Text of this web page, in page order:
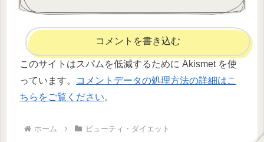
コメントを書き込む
このサイトはスパムを低減するために Akismet を使
っています。
コメントデータの処理方法の詳細はこ
ちらをご覧ください。
ホーム ビューティ・ダイエット